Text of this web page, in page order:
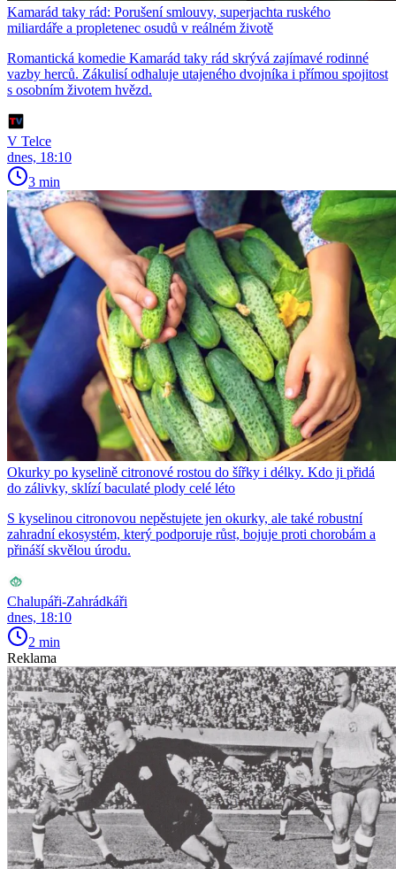
Kamarád taky rád: Porušení smlouvy, superjachta ruského
miliardáře a propletenec osudů v reálném životě
Romantická komedie Kamarád taky rád skrývá zajímavé rodinné
vazby herců. Zákulisí odhaluje utajeného dvojníka i přímou spojitost
s osobním životem hvězd.
V Telce
dnes, 18:10
3 min
Okurky po kyselině citronové rostou do šířky i délky. Kdo ji přidá
do zálivky, sklízí baculaté plody celé léto
S kyselinou citronovou nepěstujete jen okurky, ale také robustní
zahradní ekosystém, který podporuje růst, bojuje proti chorobám a
přináší skvělou úrodu.
Chalupáři-Zahrádkáři
dnes, 18:10
2 min
Reklama